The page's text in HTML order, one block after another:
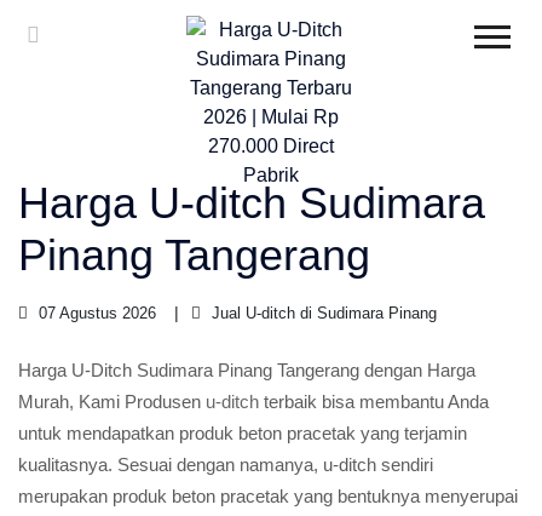
Harga U-ditch Sudimara
Pinang Tangerang
07 Agustus 2026 Jual U-ditch di Sudimara Pinang
Harga U-Ditch Sudimara Pinang Tangerang dengan Harga
Murah, Kami Produsen u-ditch terbaik bisa membantu Anda
untuk mendapatkan produk beton pracetak yang terjamin
kualitasnya. Sesuai dengan namanya, u-ditch sendiri
merupakan produk beton pracetak yang bentuknya menyerupai